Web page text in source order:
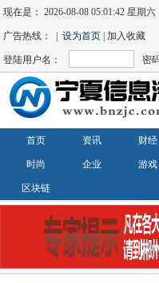
现在是：2026-08-08 05:01:42 星期六
广告热线： |设为首页 | 加入收藏
登陆用户名： 密
首页 资讯 财经
时尚 企业 游戏
区块链